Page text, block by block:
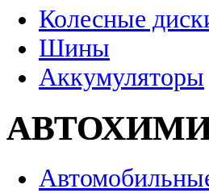
Колесные
Шины
Аккумуляторы